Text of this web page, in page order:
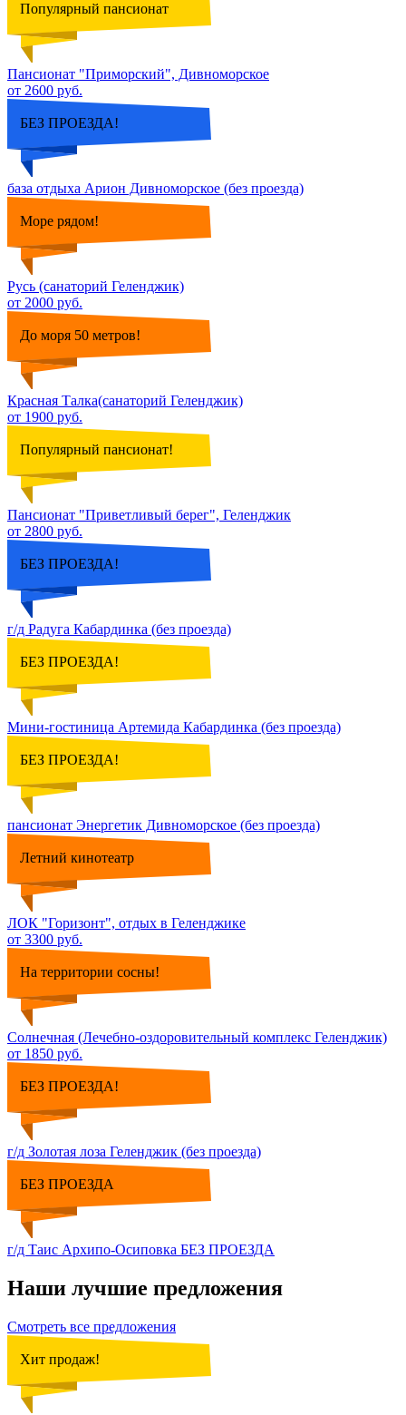
Популярный пансионат
Пансионат "Приморский", Дивноморское
от 2600 руб.
БЕЗ ПРОЕЗДА!
база отдыха Арион Дивноморское (без проезда)
Море рядом!
Русь (санаторий Геленджик)
от 2000 руб.
До моря 50 метров!
Красная Талка(санаторий Геленджик)
от 1900 руб.
Популярный пансионат!
Пансионат "Приветливый берег", Геленджик
от 2800 руб.
БЕЗ ПРОЕЗДА!
г/д Радуга Кабардинка (без проезда)
БЕЗ ПРОЕЗДА!
Мини-гостиница Артемида Кабардинка (без проезда)
БЕЗ ПРОЕЗДА!
пансионат Энергетик Дивноморское (без проезда)
Летний кинотеатр
ЛОК "Горизонт", отдых в Геленджике
от 3300 руб.
На территории сосны!
Солнечная (Лечебно-оздоровительный комплекс Геленджик)
от 1850 руб.
БЕЗ ПРОЕЗДА!
г/д Золотая лоза Геленджик (без проезда)
БЕЗ ПРОЕЗДА
г/д Таис Архипо-Осиповка БЕЗ ПРОЕЗДА
Наши лучшие предложения
Смотреть все предложения
Хит продаж!